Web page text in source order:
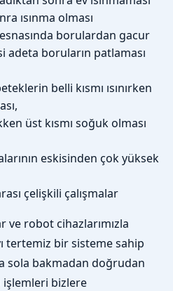
ısınma olması
borulardan gacur
adeta boruların patlaması
belli kısmı ısınırken
üst kısmı soğuk olması
eskisinden çok yüksek
çelişkili çalışmalar
ve robot cihazlarımızla
tertemiz bir sisteme sahip
sola bakmadan doğrudan
işlemleri bizlere